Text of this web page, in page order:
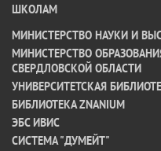
ШКОЛАМ
МИНИСТЕРСТВО НАУКИ И
МИНИСТЕРСТВО
СВЕРДЛОВСКОЙ ОБЛАСТИ
УНИВЕРСИТЕТСКАЯ
БИБЛИОТЕКА ZNANIUM
ЭБС ИВИС
СИСТЕМА "ДУМЕЙТ"